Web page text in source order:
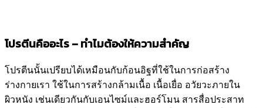
โปรตีนคืออะไร – ทำไมต้องให้ความสำคัญ
โปรตีนนั้นเปรียบได้เหมือนกับก้อนอิฐที่ใช้ในการก่อสร้าง
ร่างกายเรา ใช้ในการสร้างกล้ามเนื้อ เนื้อเยื่อ อวัยวะภายใน
ผิวหนัง เช่นเดียวกันกับเอนไซม์และฮอร์โมน สารสื่อประสาท